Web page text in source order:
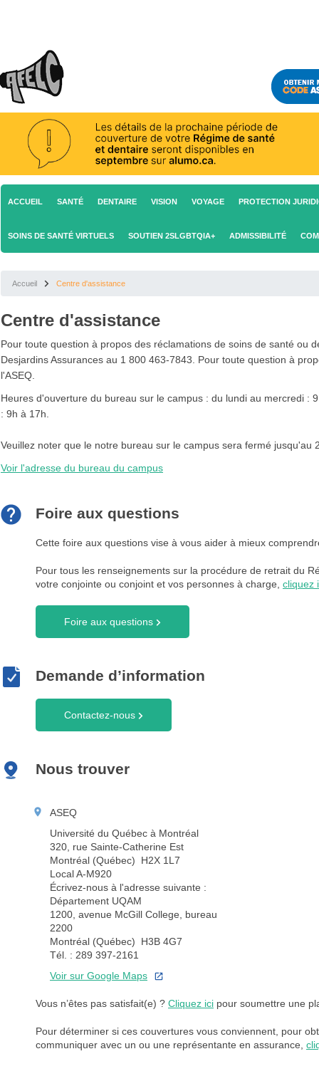
ACCUEIL SANTÉ DENTAIRE VISION VOYAGE PROTECTION
SOINS DE SANTÉ VIRTUELS SOUTIEN 2SLGBTQIA+ ADMISSIBILITÉ
Accueil Centre d'assistance
Centre d'assistance
Pour toute question à propos des réclamations de soins de santé ou
Desjardins Assurances au 1 800 463-7843. Pour toute question à
l'ASEQ.
Heures d'ouverture du bureau sur le campus : du lundi au mercredi :
: 9h à 17h.
Veuillez noter que le notre bureau sur le campus sera fermé jusqu'au
Voir l'adresse du bureau du campus
Foire aux questions
Cette foire aux questions vise à vous aider à mieux
Pour tous les renseignements sur la procédure de retrait du
votre conjointe ou conjoint et vos personnes à charge, cliquez
Foire aux questions
Demande d’information
Contactez-nous
Nous trouver
ASEQ
Université du Québec à Montréal
320, rue Sainte-Catherine Est
Montréal (Québec) H2X 1L7
Local A-M920
Écrivez-nous à l'adresse suivante :
Département UQAM
1200, avenue McGill College, bureau
2200
Montréal (Québec) H3B 4G7
Tél. : 289 397-2161
Voir sur Google Maps
Vous n’êtes pas satisfait(e) ? Cliquez ici pour soumettre une
Pour déterminer si ces couvertures vous conviennent, pour
communiquer avec un ou une représentante en assurance,